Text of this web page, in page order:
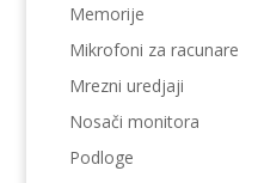
Memorije
Mikrofoni za racunare
Mrezni uredjaji
Nosači monitora
Podloge